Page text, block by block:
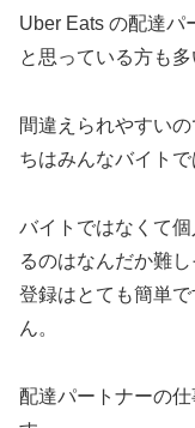
Uber Eats の配達パ
と思っている方も多
間違えられやすい
ちはみんなバイト
バイトではなくて
るのはなんだか難
登録はとても簡単
ん。
配達パートナーの